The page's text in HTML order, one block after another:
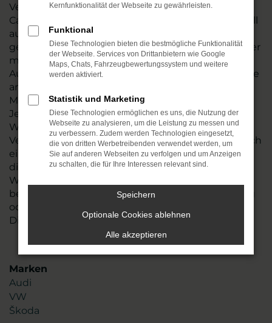
Vertrauenssache. Das gilt natürlich auch für VW
Caddy Gebrauchtwagen, wenngleich dieses Modell
auch noch nach Jahren einen erstklassigen Ruf
genießt. Wir vom Autohaus Rudolph verfügen über
mehr als 45 Jahre Erfahrung in der
Automobilbranche. Unser Unternehmen finden Sie
an zwei Standorten, an denen mehr als 110
Mitarbeiterinnen und Mitarbeiter für Sie da sind.
Jeder VW Caddy Gebrauchtwagen wird in unserer
Werkstatt gründlich geprüft, bevor er in den
Verkauf gelangt. In diesem Kontext werfen wir auch
einen Blick auf die Verschleißteile und erneuern
diese bei Bedarf. Natürlich steht Ihnen unsere
Werkstatt auch noch nach dem Kauf offen,
beispielsweise für den Reifenwechsel, für Wartung
oder Inspektion, um nur einige unserer
Dienstleistungen zu nennen.
Marken
Audi
VW
Škoda
Kernfunktionalität der Webseite zu gewährleisten.
Funktional
Diese Technologien bieten die bestmögliche Funktionalität
der Webseite. Services von Drittanbietern wie Google
Maps, Chats, Fahrzeugbewertungssystem und weitere
werden aktiviert.
Statistik und Marketing
Diese Technologien ermöglichen es uns, die Nutzung der
Webseite zu analysieren, um die Leistung zu messen und
zu verbessern. Zudem werden Technologien eingesetzt,
die von dritten Werbetreibenden verwendet werden, um
Sie auf anderen Webseiten zu verfolgen und um Anzeigen
zu schalten, die für Ihre Interessen relevant sind.
Speichern
Optionale Cookies ablehnen
Alle akzeptieren